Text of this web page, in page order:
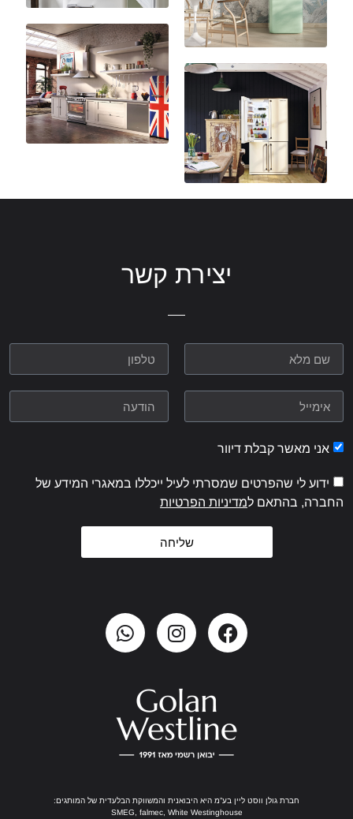
יצירת קשר
אני מאשר קבלת דיוור
ידוע לי שהפרטים שמסרתי לעיל ייכללו במאגרי המידע של
החברה, בהתאם למדיניות הפרטיות
שליחה
חברת גולן ווסט ליין בע”מ היא היבואנית והמשווקת הבלעדית של המותגים:
SMEG, falmec, White Westinghouse